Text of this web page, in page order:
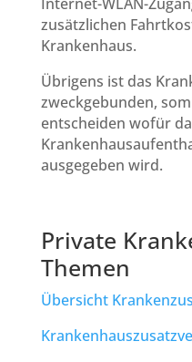
zusätzlichen
Krankenhaus.
Übrigens ist das
zweckgebunden,
entscheiden wofür
ausgegeben wird.
Private
Themen
Übersicht